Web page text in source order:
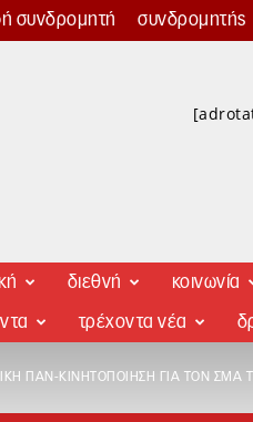
συνδρομητή συνδρομητής
διεθνή κοινωνία
τρέχοντα νέα
ΠΑΝ-ΚΙΝΗΤΟΠΟΊΗΣΗ ΓΙΑ ΤΟΝ ΣΜΑ